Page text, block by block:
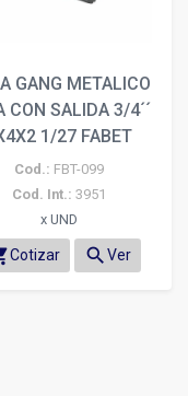
GANG METALICO
CON SALIDA 3/4´´
1/27 FABET
Cod.: FBT-099
Cod. Int.: 3951
x UND
Cotizar search Ver